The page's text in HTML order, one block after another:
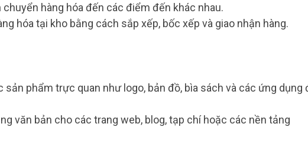
chuyển hàng hóa đến các điểm đến khác nhau.
hóa tại kho bằng cách sắp xếp, bốc xếp và giao nhận hàng.
sản phẩm trực quan như logo, bản đồ, bìa sách và các ứng dụng
văn bản cho các trang web, blog, tạp chí hoặc các nền tảng